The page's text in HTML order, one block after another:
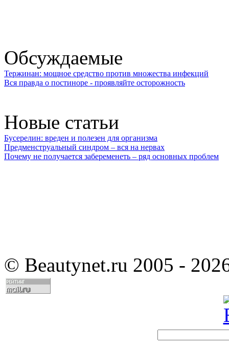
Обсуждаемые
Тержинан: мощное средство против множества инфекций
Вся правда о постиноре - проявляйте осторожность
Новые статьи
Бусерелин: вреден и полезен для организма
Предменструальный синдром – вся на нервах
Почему не получается забеременеть – ряд основных проблем
© Beautynet.ru 2005 -